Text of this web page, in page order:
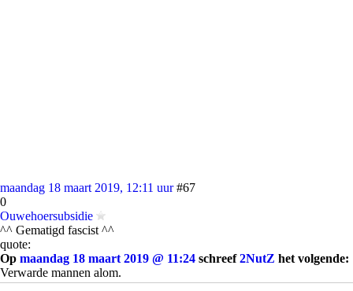
maandag 18 maart 2019, 12:11 uur #67
0
Ouwehoersubsidie
^^ Gematigd fascist ^^
quote:
Op maandag 18 maart 2019 @ 11:24 schreef2NutZ het volgende:
Verwarde mannen alom.
Het ziet tegenwoordig zwart van de verwarde mannen...